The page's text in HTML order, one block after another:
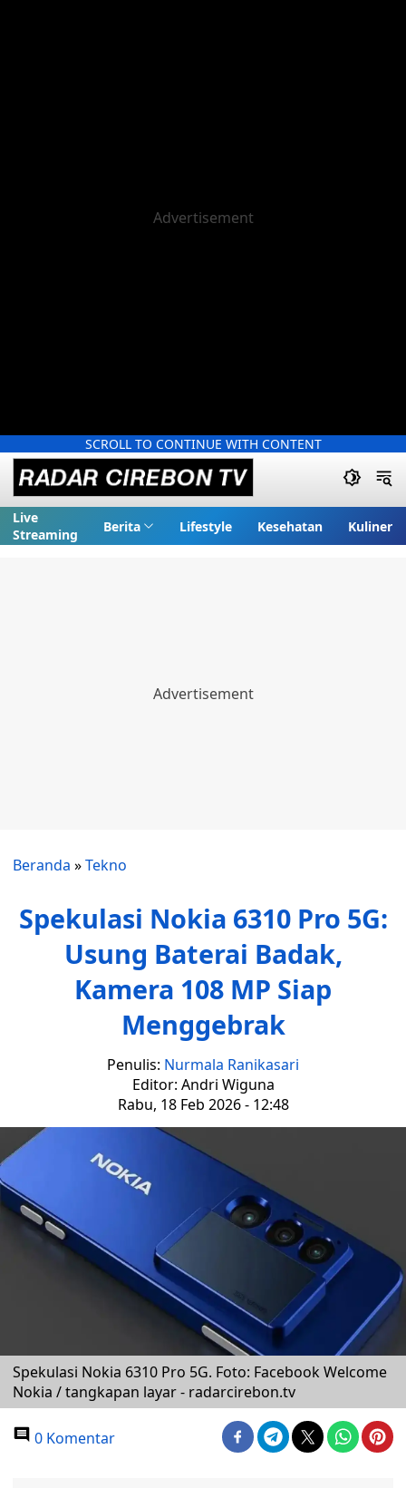
SCROLL TO CONTINUE WITH CONTENT
Live
Streaming
Berita Lifestyle Kesehatan Kuliner
Beranda »Tekno
Spekulasi Nokia 6310 Pro 5G:
Usung Baterai Badak,
Kamera 108 MP Siap
Menggebrak
Penulis: Nurmala Ranikasari
Editor: Andri Wiguna
Rabu, 18 Feb 2026 - 12:48
Spekulasi Nokia 6310 Pro 5G. Foto: Facebook Welcome
Nokia / tangkapan layar - radarcirebon.tv
0 Komentar